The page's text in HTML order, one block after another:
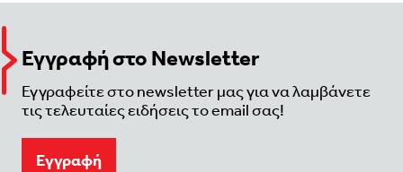
Εγγραφή στο Newsletter
Εγγραφείτε στο newsletter μας για να λαμβάνετε
τις τελευταίες ειδήσεις το email σας!
Eγγραφή